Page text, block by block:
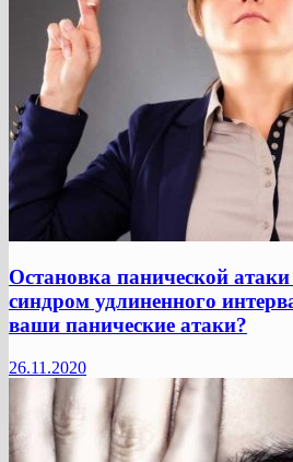
Остановка панической
синдром удлиненного
ваши панические атаки?
26.11.2020